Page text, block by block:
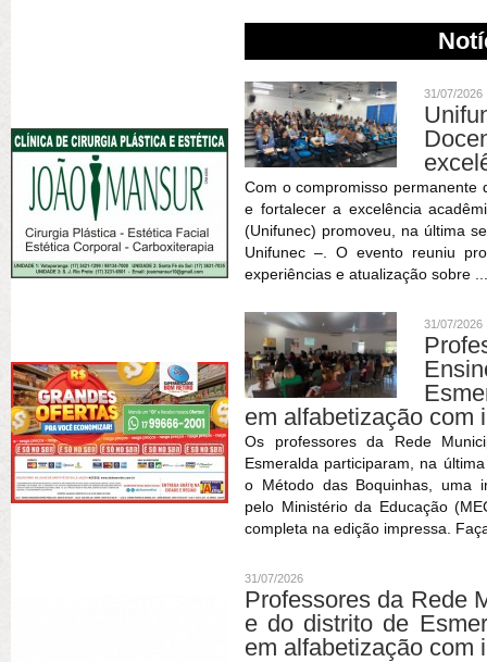
31/07/2026
Com o compromisso permanente
e fortalecer a excelência
(Unifunec) promoveu, na última
Unifunec –. O evento reuniu
experiências e atualização sobre
31/07/2026
em alfabetização com
Os professores da Rede
Esmeralda participaram, na
o Método das Boquinhas, uma
pelo Ministério da Educação
completa na edição impressa.
31/07/2026
Professores da Rede
e do distrito de
em alfabetização com